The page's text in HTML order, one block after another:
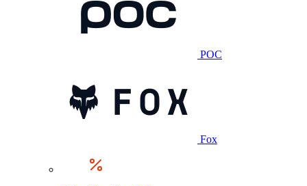
POC
Fox